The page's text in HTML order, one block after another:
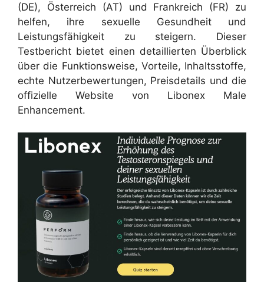
(DE), Österreich (AT) und Frankreich (FR) zu
helfen, ihre sexuelle Gesundheit und
Leistungsfähigkeit zu steigern. Dieser
Testbericht bietet einen detaillierten Überblick
über die Funktionsweise, Vorteile, Inhaltsstoffe,
echte Nutzerbewertungen, Preisdetails und die
offizielle Website von Libonex Male
Enhancement.